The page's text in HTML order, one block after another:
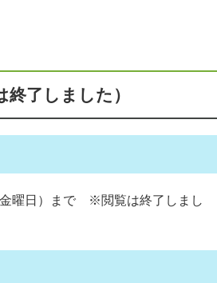
了しました）
金曜日）まで ※閲覧は終了しまし